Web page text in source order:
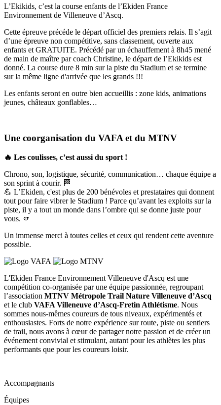
L’Ekikids, c’est la course enfants de l’Ekiden France
Environnement de Villeneuve d’Ascq.
Cette épreuve précéde le départ officiel des premiers relais. Il s’agit
d’une épreuve non compétitive, sans classement, ouverte aux
enfants et GRATUITE. Précédé par un échauffement à 8h45 mené
de main de maître par coach Christine, le départ de l’Ekikids est
donné. La course dure 8 min sur la piste du Stadium et se termine
sur la même ligne d'arrivée que les grands !!!
Les enfants seront en outre bien accueillis : zone kids, animations
jeunes, châteaux gonflables…
Une coorganisation du VAFA et du MTNV
🔥 Les coulisses, c’est aussi du sport !
Chrono, son, logistique, sécurité, communication… chaque équipe a
son sprint à courir. 🏁
💪 L’Ekiden, c'est plus de 200 bénévoles et prestataires qui donnent
tout pour faire vibrer le Stadium ! Parce qu’avant les exploits sur la
piste, il y a tout un monde dans l’ombre qui se donne juste pour
vous. 🫵
Un immense merci à toutes celles et ceux qui rendent cette aventure
possible.
L'Ekiden France Environnement Villeneuve d'Ascq est une
compétition co-organisée par une équipe passionnée, regroupant
l’association MTNV Métropole Trail Nature Villeneuve d’Ascq
et le club VAFA Villeneuve d’Ascq-Fretin Athlétisme. Nous
sommes nous-mêmes coureurs de tous niveaux, expérimentés et
enthousiastes. Forts de notre expérience sur route, piste ou sentiers
de trail, nous avons à cœur de partager notre passion et de créer un
événement convivial et stimulant, autant pour les athlètes les plus
performants que pour les coureurs loisir.
Accompagnants
Équipes